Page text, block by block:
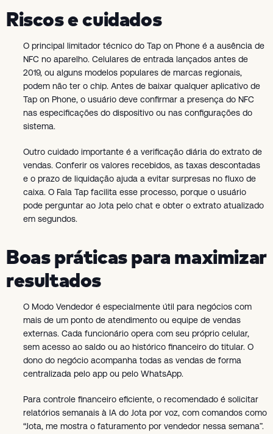
Riscos e cuidados
O principal limitador técnico do Tap on Phone é a ausência de
NFC no aparelho. Celulares de entrada lançados antes de
2019, ou alguns modelos populares de marcas regionais,
podem não ter o chip. Antes de baixar qualquer aplicativo de
Tap on Phone, o usuário deve confirmar a presença do NFC
nas especificações do dispositivo ou nas configurações do
sistema.
Outro cuidado importante é a verificação diária do extrato de
vendas. Conferir os valores recebidos, as taxas descontadas
e o prazo de liquidação ajuda a evitar surpresas no fluxo de
caixa. O Fala Tap facilita esse processo, porque o usuário
pode perguntar ao Jota pelo chat e obter o extrato atualizado
em segundos.
Boas práticas para maximizar
resultados
O Modo Vendedor é especialmente útil para negócios com
mais de um ponto de atendimento ou equipe de vendas
externas. Cada funcionário opera com seu próprio celular,
sem acesso ao saldo ou ao histórico financeiro do titular. O
dono do negócio acompanha todas as vendas de forma
centralizada pelo app ou pelo WhatsApp.
Para controle financeiro eficiente, o recomendado é solicitar
relatórios semanais à IA do Jota por voz, com comandos como
“Jota, me mostra o faturamento por vendedor nessa semana”.